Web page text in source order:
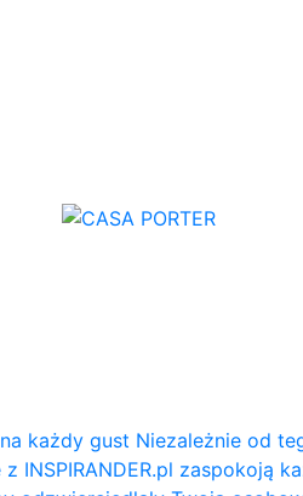
każdy gust Niezależnie od
INSPIRANDER.pl zaspokoją